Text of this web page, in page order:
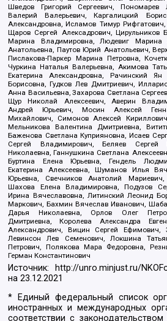
Шведов Григорий Сергеевич, Пономарев
Валерий Валерьевич, Каргалицкий
Александровна, Исламов Тимур
Щаров Сергей Алексадрович, Цирульников
Марина Владимировна, Людевиг Марина
Анатольевна, Паутов Юрий Анатольевич,
Пислакова-Паркер Марина Петровна,
Чуркина Наталья Валерьевна, Акимова
Екатерина Александровна, Рачинский
Борисовна, Гудков Лев Дмитриевич,
Анна Васильевна, Захарова Светлана
Щур Николай Алексеевич, Аверин
Андрей Юрьевич, Мосин Алексей
Михайлович, Симонов Алексей
Мельникова Валентина Дмитриевна,
Баженова Светлана Куприяновна, Исаев
Сергей Владимирович, Беляев Сергей
Николаевна, Ганнушкина Светлана
Буртина Елена Юрьевна, Гендель
Екатерина Алексеевна, Шуманов Илья
Юрьевна, Свечников Анатолий
Шахова Елена Владимировна, Подузов
Ирина Вячеславовна, Литинский Леонид
Маркович, Бахмин Вячеслав Иванович,
Дарья Николаевна, Орлов Олег
Дмитриевна, Королева Александра
Александрович, Вицин Сергей Ефимович,
Левинсон Лев Семенович, Локшина
Петрович, Полякова Мара Федоровна,
Герман Константинович
Источник: http://unro.minjust.ru/
на23.12.2021
* Единый федеральный список
иностранных и международных
соответствии с